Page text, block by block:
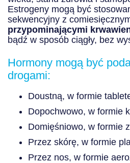
Estrogeny mogą być
sekwencyjny z
przypominającymi
bądź w sposób ciągły, bez
Hormony mogą być
drogami:
Doustną, w formie
Dopochwowo, w formie
Domięśniowo, w formie
Przez skórę, w formie
Przez nos, w formie